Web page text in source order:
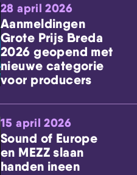
28 april 2026
Aanmeldingen
Grote Prijs Breda
2026 geopend met
nieuwe categorie
voor producers
15 april 2026
Sound of Europe
en MEZZ slaan
handen ineen